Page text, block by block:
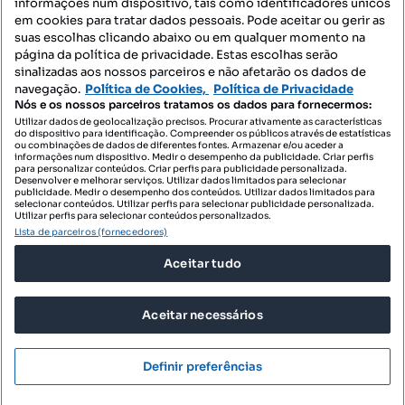
Mapa do Site
Contacte-nos
SIGA-NOS:
DESCARREGAR NA:
© 2026 Imovirtual.com, OLX Portugal, S.A.
TERMOS DE UTILIZAÇÃO
POLÍTICA DE PRIVACIDADE
CONFIGURAÇÕES DE PRIVACIDADE
informações num dispositivo, tais como identificadores únicos
em cookies para tratar dados pessoais. Pode aceitar ou gerir as
suas escolhas clicando abaixo ou em qualquer momento na
página da política de privacidade. Estas escolhas serão
sinalizadas aos nossos parceiros e não afetarão os dados de
navegação. Política de Cookies, Política de Privacidade
Nós e os nossos parceiros tratamos os dados para fornecermos:
Utilizar dados de geolocalização precisos. Procurar ativamente as características
do dispositivo para identificação. Compreender os públicos através de estatísticas
ou combinações de dados de diferentes fontes. Armazenar e/ou aceder a
informações num dispositivo. Medir o desempenho da publicidade. Criar perfis
para personalizar conteúdos. Criar perfis para publicidade personalizada.
Desenvolver e melhorar serviços. Utilizar dados limitados para selecionar
publicidade. Medir o desempenho dos conteúdos. Utilizar dados limitados para
selecionar conteúdos. Utilizar perfis para selecionar publicidade personalizada.
Utilizar perfis para selecionar conteúdos personalizados.
Lista de parceiros (fornecedores)
Aceitar tudo
Aceitar necessários
Definir preferências